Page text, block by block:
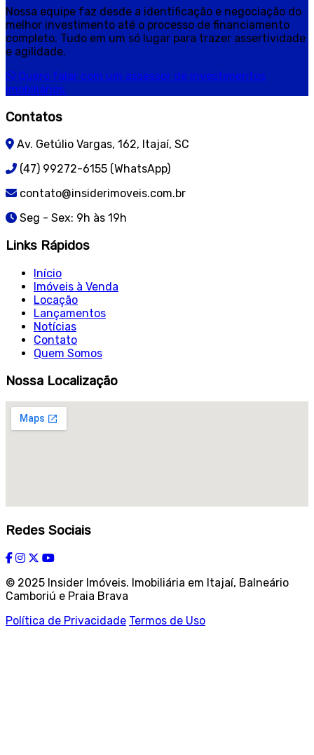
Nossa equipe faz desde a identificação e negociação do
melhor investimento até o processo de financiamento
completo. Tudo em um só lugar para trazer assertividade
e agilidade.
Quero falar com um assessor de investimentos
imobiliários.
Contatos
Av. Getúlio Vargas, 162, Itajaí, SC
(47) 99272-6155 (WhatsApp)
contato@insiderimoveis.com.br
Seg - Sex: 9h às 19h
Links Rápidos
Início
Imóveis à Venda
Locação
Lançamentos
Notícias
Contato
Quem Somos
Nossa Localização
Redes Sociais
© 2025 Insider Imóveis. Imobiliária em Itajaí, Balneário
Camboriú e Praia Brava
Política de Privacidade Termos de Uso